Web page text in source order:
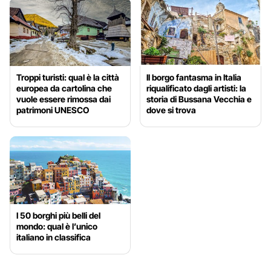
Troppi turisti: qual è la città
europea da cartolina che
vuole essere rimossa dai
patrimoni UNESCO
Il borgo fantasma in Italia
riqualificato dagli artisti: la
storia di Bussana Vecchia e
dove si trova
I 50 borghi più belli del
mondo: qual è l’unico
italiano in classifica